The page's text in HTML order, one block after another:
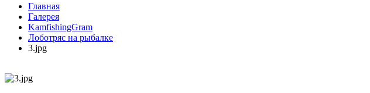
Главная
Галерея
KamfishingGram
Лоботряс на рыбалке
3.jpg